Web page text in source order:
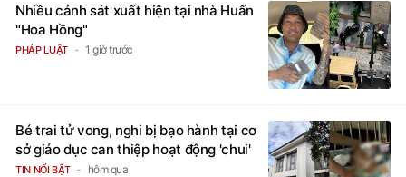
Nhiều cảnh sát xuất hiện tại nhà Huấn
"Hoa Hồng"
PHÁP LUẬT 1 giờ trước
Bé trai tử vong, nghi bị bạo hành tại cơ
sở giáo dục can thiệp hoạt động 'chui'
TIN NỔI BẬT hôm qua